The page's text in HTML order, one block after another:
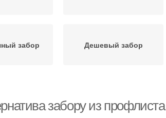
забор Дешевый забор
забору из